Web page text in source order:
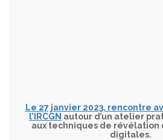
Le 27 janvier 2023, rencontre
l’IRCGN autour d’un atelier
aux techniques de révélation
digitales.